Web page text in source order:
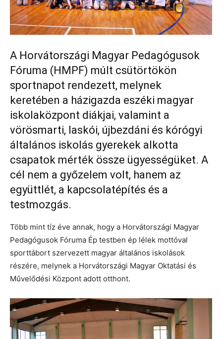
A Horvátországi Magyar Pedagógusok
Fóruma (HMPF) múlt csütörtökön
sportnapot rendezett, melynek
keretében a házigazda eszéki magyar
iskolaközpont diákjai, valamint a
vörösmarti, laskói, újbezdáni és kórógyi
általános iskolás gyerekek alkotta
csapatok mérték össze ügyességüket. A
cél nem a győzelem volt, hanem az
együttlét, a kapcsolatépítés és a
testmozgás.
Több mint tíz éve annak, hogy a Horvátországi Magyar
Pedagógusok Fóruma Ép testben ép lélek mottóval
sporttábort szervezett magyar általános iskolások
részére, melynek a Horvátországi Magyar Oktatási és
Művelődési Központ adott otthont.